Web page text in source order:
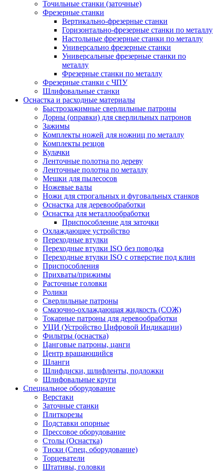
Точильные станки (заточные)
Фрезерные станки
Вертикально-фрезерные станки
Горизонтально-фрезерные станки по металлу
Настольные фрезерные станки по металлу
Универсально фрезерные станки
Универсальные фрезерные станки по
металлу
Фрезерные станки по металлу
Фрезерные станки с ЧПУ
Шлифовальные станки
Оснастка и расходные материалы
Быстрозажимные сверлильные патроны
Дорны (оправки) для сверлильных патронов
Зажимы
Комплекты ножей для ножниц по металлу
Комплекты резцов
Кулачки
Ленточные полотна по дереву
Ленточные полотна по металлу
Мешки для пылесосов
Ножевые валы
Ножи для строгальных и фуговальных станков
Оснастка для деревообработки
Оснастка для металлообработки
Приспособление для заточки
Охлаждающее устройство
Переходные втулки
Переходные втулки ISO без поводка
Переходные втулки ISO с отверстие под клин
Приспособления
Прихваты/прижимы
Расточные головки
Ролики
Сверлильные патроны
Смазочно-охлаждающая жидкость (СОЖ)
Токарные патроны для деревообработки
УЦИ (Устройство Цифровой Индикации)
Фильтры (оснастка)
Цанговые патроны, цанги
Центр вращающийся
Шланги
Шлифдиски, шлифленты, подложки
Шлифовальные круги
Специальное оборудование
Верстаки
Заточные станки
Плиткорезы
Подставки опорные
Прессовое оборудование
Столы (Оснастка)
Тиски (Спец. оборудование)
Торцеватели
Штативы, головки